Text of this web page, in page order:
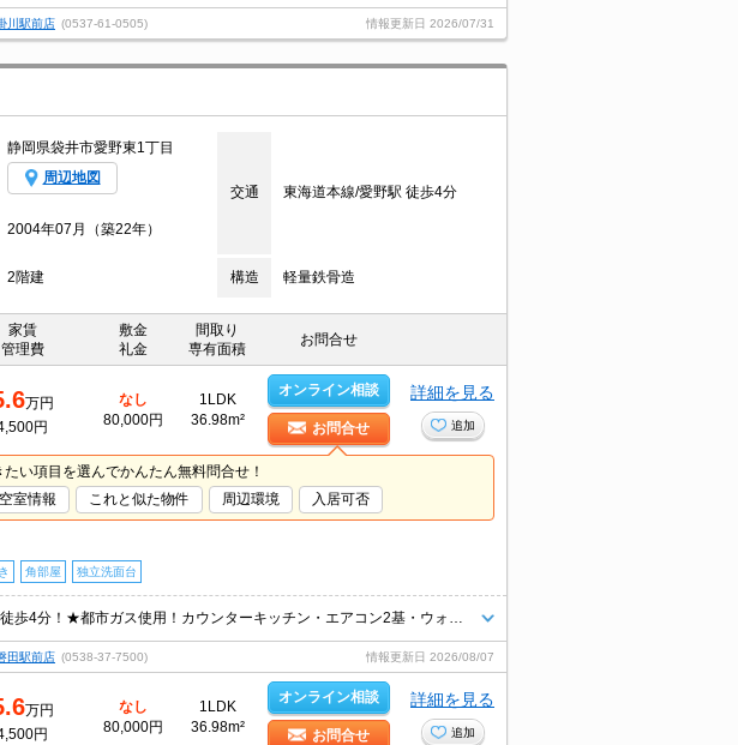
川駅前店 (0537-61-0505) 情報更新日 2026/07/31
静岡県袋井市愛野東1丁目
周辺地図
交通
東海道本線/愛野駅 徒歩4分
2004年07月（築22年）
2階建 構造 軽量鉄骨造
家賃
管理費
敷金
礼金
間取り
専有面積
お問合せ
万円
円
なし
80,000円
1LDK
36.98m²
オンライン相談
お問合せ
詳細を見る
追加
い項目を選んでかんたん無料問合せ！
空室情報 これと似た物件 周辺環境 入居可否
角部屋 独立洗面台
田駅前店 (0538-37-7500) 情報更新日 2026/08/07
万円
円
なし
80,000円
1LDK
36.98m²
オンライン相談
お問合せ
詳細を見る
追加